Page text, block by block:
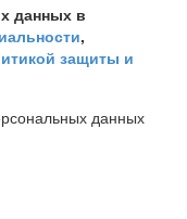
данных в
,
защиты и
данных